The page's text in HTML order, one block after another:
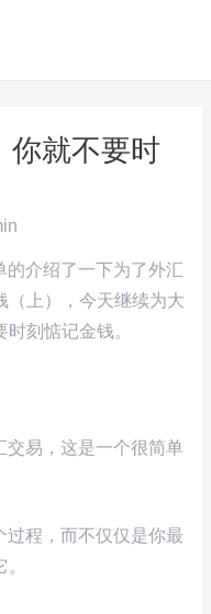
你就不要时
的介绍了一下为了外汇
（上），今天继续为大
刻惦记金钱。
交易，这是一个很简单
过程，而不仅仅是你最